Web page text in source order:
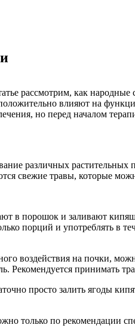
рассмотрим, как
влияют на
но перед началом
различных
свежие травы, которые
в порошок и заливают
порций и употреблять в
воздействия на почки,
Рекомендуется принимать
просто залить ягоды
только по рекомендации